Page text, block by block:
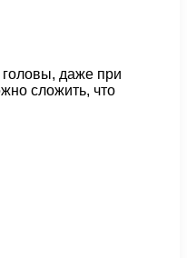
даже при
сложить, что